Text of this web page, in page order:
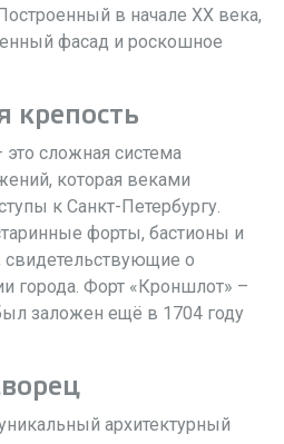
в начале XX века,
фасад и роскошное
крепость
сложная система
которая веками
к Санкт-Петербургу.
форты, бастионы и
свидетельствующие о
города. Форт «Кроншлот» –
заложен ещё в 1704 году
архитектурный